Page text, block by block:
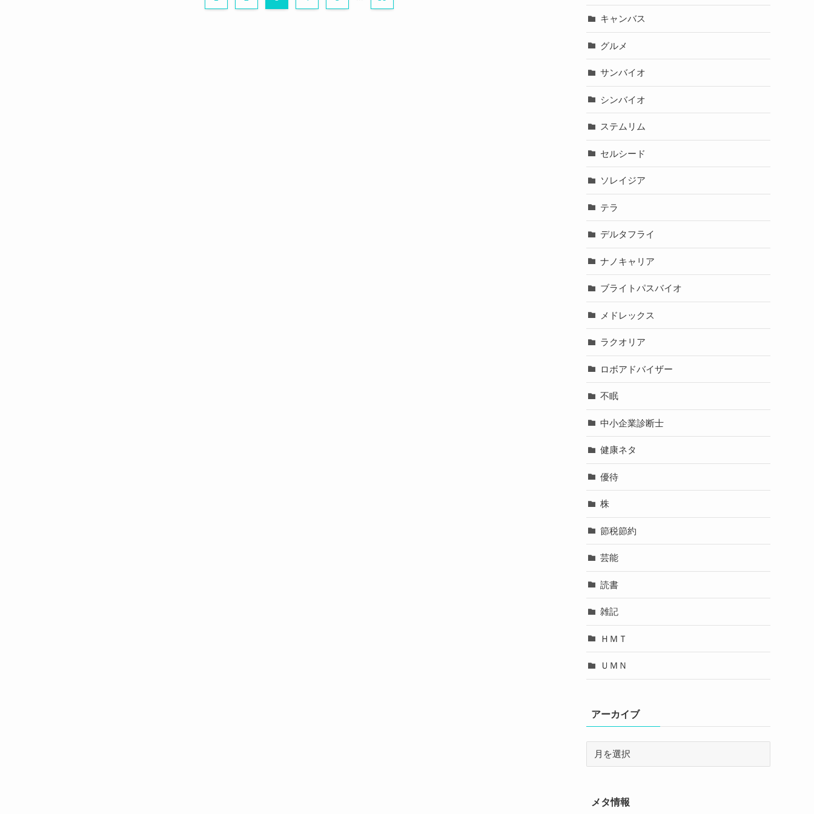
キャンバス
グルメ
サンバイオ
シンバイオ
ステムリム
セルシード
ソレイジア
テラ
デルタフライ
ナノキャリア
ブライトパスバイオ
メドレックス
ラクオリア
ロボアドバイザー
不眠
中小企業診断士
健康ネタ
優待
株
節税節約
芸能
読書
雑記
ＨＭＴ
ＵＭＮ
アーカイブ
メタ情報